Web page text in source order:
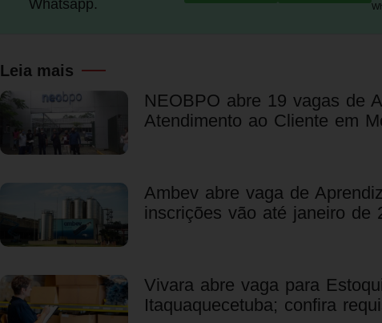
Whatsapp.
Leia mais
NEOBPO abre 19 vagas de
Atendimento ao Cliente em
Ambev abre vaga de
inscrições vão até janeiro de
Vivara abre vaga para
Itaquaquecetuba; confira